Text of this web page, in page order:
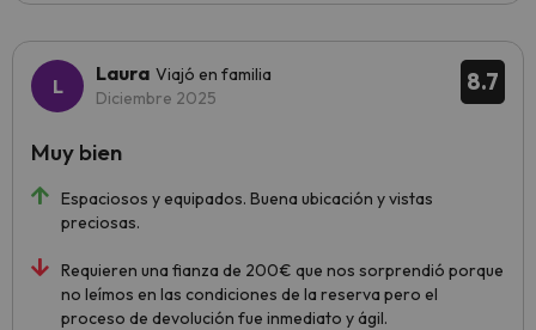
8.7
Laura Viajó en familia
Diciembre 2025
Espaciosos y equipados. Buena ubicación y vistas
preciosas.
Requieren una fianza de 200€ que nos sorprendió porque
no leímos en las condiciones de la reserva pero el
proceso de devolución fue inmediato y ágil.
Muy bien